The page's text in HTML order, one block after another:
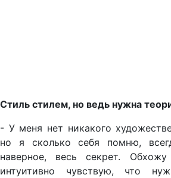
Стиль стилем, но ведь нужна
- У меня нет никакого
но я сколько себя помню,
наверное, весь секрет.
интуитивно чувствую, что